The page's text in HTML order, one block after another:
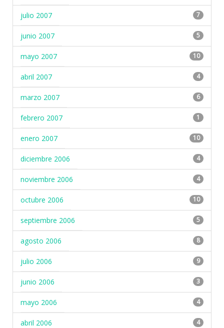
julio 2007 7
junio 2007 5
mayo 2007 10
abril 2007 4
marzo 2007 6
febrero 2007 1
enero 2007 10
diciembre 2006 4
noviembre 2006 4
octubre 2006 10
septiembre 2006 5
agosto 2006 8
julio 2006 9
junio 2006 3
mayo 2006 4
abril 2006 4